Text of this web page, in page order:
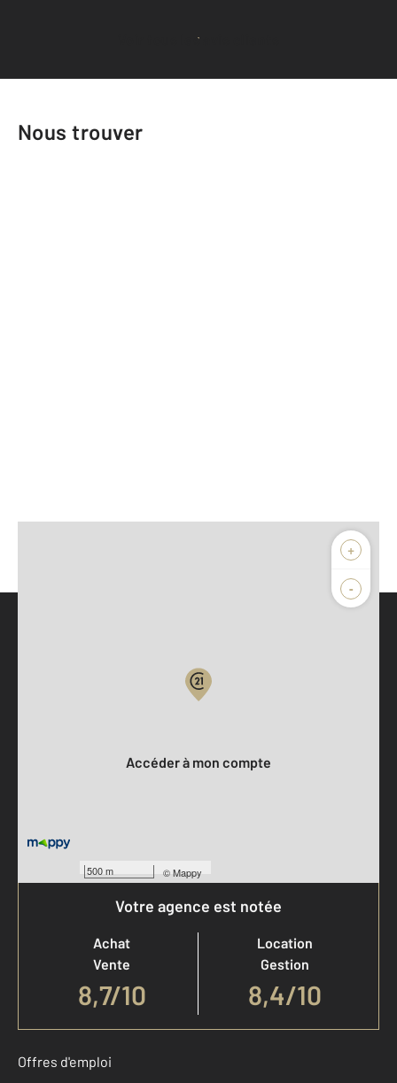
Voir tous les avis clients
Nous trouver
+
-
500 m ©Mappy
Accéder à mon compte
Votre agence est notée
Achat
Vente
8,7/10
Location
Gestion
8,4/10
Offres d'emploi